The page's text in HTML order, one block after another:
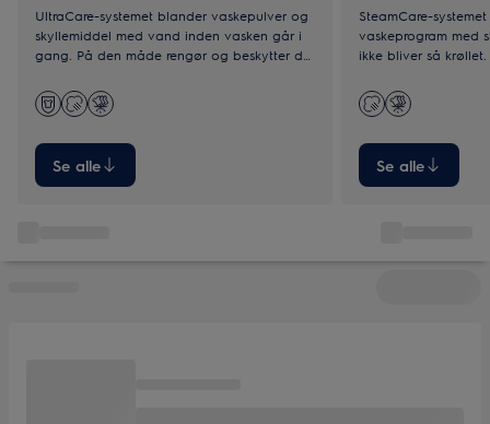
UltraCare-systemet blander vaskepulver og
skyllemiddel med vand inden vasken går i
gang. På den måde rengør og beskytter det
Se alle
SteamCare-
vaskeprogram med
ikke bliver så
strygning.
Se alle